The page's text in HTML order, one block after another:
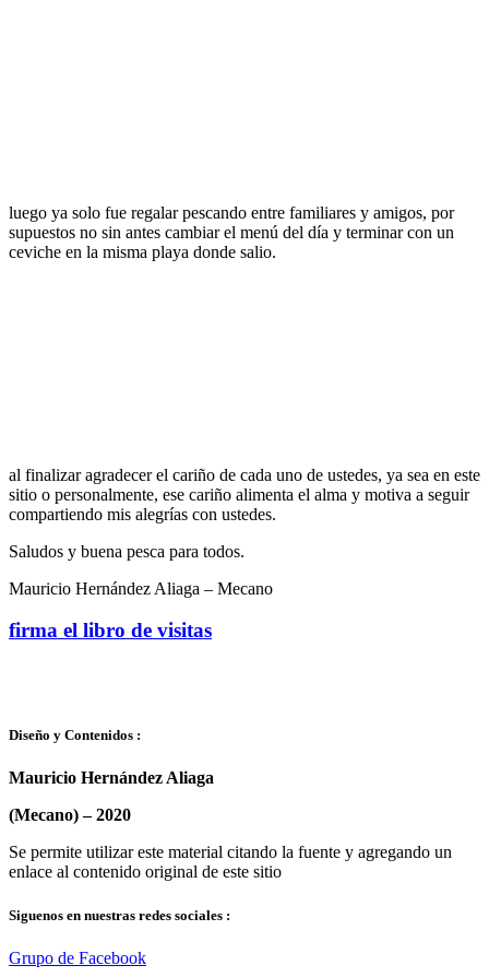
luego ya solo fue regalar pescando entre familiares y amigos, por
supuestos no sin antes cambiar el menú del día y terminar con un
ceviche en la misma playa donde salio.
al finalizar agradecer el cariño de cada uno de ustedes, ya sea en este
sitio o personalmente, ese cariño alimenta el alma y motiva a seguir
compartiendo mis alegrías con ustedes.
Saludos y buena pesca para todos.
Mauricio Hernández Aliaga – Mecano
firma el libro de visitas
Diseño y Contenidos :
Mauricio Hernández Aliaga
(Mecano) –2020
Se permite utilizar este material citando la fuente y agregando un
enlace al contenido original de este sitio
Siguenos en nuestras redes sociales :
Grupo de Facebook